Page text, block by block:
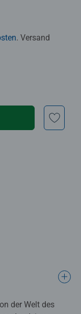
. Versand
der Welt des